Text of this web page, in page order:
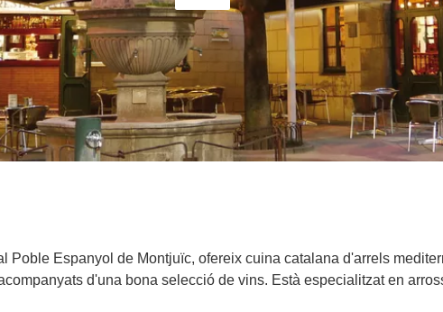
Poble Espanyol de Montjuïc, ofereix cuina catalana d'arrels
d'una bona selecció de vins. Està especialitzat en